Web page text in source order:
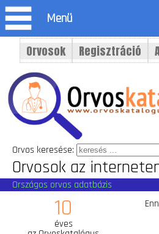
Orvos keresése:
Orvosok az
Országos orvos adatbázis
10
éves
Orvosok Regisztráció
Menü